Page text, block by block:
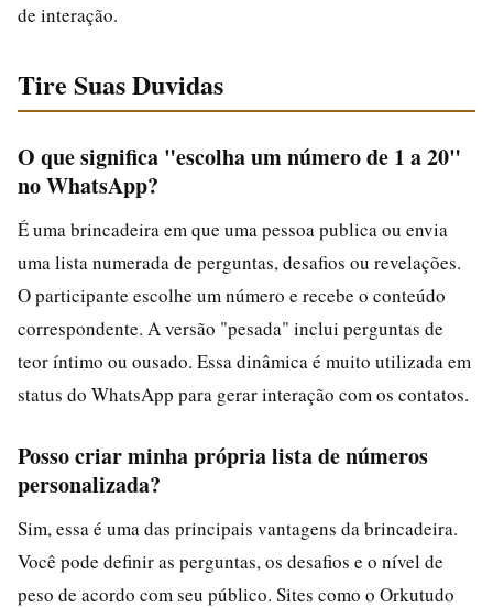
de interação.
Tire Suas Duvidas
O que significa "escolha um número de 1 a 20"
no WhatsApp?
É uma brincadeira em que uma pessoa publica ou envia
uma lista numerada de perguntas, desafios ou revelações.
O participante escolhe um número e recebe o conteúdo
correspondente. A versão "pesada" inclui perguntas de
teor íntimo ou ousado. Essa dinâmica é muito utilizada em
status do WhatsApp para gerar interação com os contatos.
Posso criar minha própria lista de números
personalizada?
Sim, essa é uma das principais vantagens da brincadeira.
Você pode definir as perguntas, os desafios e o nível de
peso de acordo com seu público. Sites como o Orkutudo